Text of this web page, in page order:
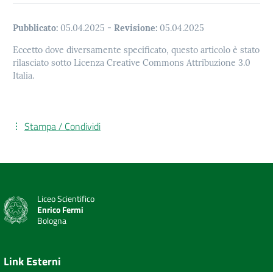
Pubblicato: 05.04.2025 - Revisione: 05.04.2025
Eccetto dove diversamente specificato, questo articolo è stato
rilasciato sotto Licenza Creative Commons Attribuzione 3.0
Italia.
Stampa / Condividi
Liceo Scientifico
Enrico Fermi
Bologna
Link Esterni